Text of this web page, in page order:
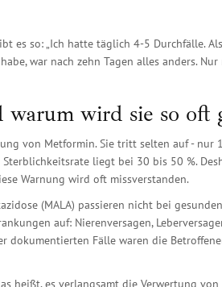
es so: „Ich hatte täglich 4-5 Durchfälle.
war nach zehn Tagen alles anders.
wird sie so oft
von Metformin. Sie tritt selten auf -
liegt bei 30 bis 50 %.
Warnung wird oft missverstanden.
(MALA) passieren nicht bei
auf: Nierenversagen,
dokumentierten Fälle waren die
heißt, es verlangsamt die Verwertung